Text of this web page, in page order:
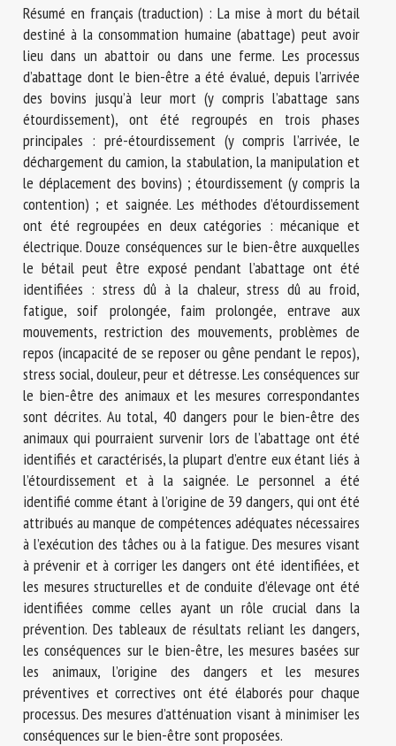
Résumé en français (traduction) : La mise à mort du bétail
destiné à la consommation humaine (abattage) peut avoir
lieu dans un abattoir ou dans une ferme. Les processus
d’abattage dont le bien-être a été évalué, depuis l’arrivée
des bovins jusqu’à leur mort (y compris l’abattage sans
étourdissement), ont été regroupés en trois phases
principales : pré-étourdissement (y compris l’arrivée, le
déchargement du camion, la stabulation, la manipulation et
le déplacement des bovins) ; étourdissement (y compris la
contention) ; et saignée. Les méthodes d’étourdissement
ont été regroupées en deux catégories : mécanique et
électrique. Douze conséquences sur le bien-être auxquelles
le bétail peut être exposé pendant l’abattage ont été
identifiées : stress dû à la chaleur, stress dû au froid,
fatigue, soif prolongée, faim prolongée, entrave aux
mouvements, restriction des mouvements, problèmes de
repos (incapacité de se reposer ou gêne pendant le repos),
stress social, douleur, peur et détresse. Les conséquences sur
le bien-être des animaux et les mesures correspondantes
sont décrites. Au total, 40 dangers pour le bien-être des
animaux qui pourraient survenir lors de l’abattage ont été
identifiés et caractérisés, la plupart d’entre eux étant liés à
l’étourdissement et à la saignée. Le personnel a été
identifié comme étant à l’origine de 39 dangers, qui ont été
attribués au manque de compétences adéquates nécessaires
à l’exécution des tâches ou à la fatigue. Des mesures visant
à prévenir et à corriger les dangers ont été identifiées, et
les mesures structurelles et de conduite d’élevage ont été
identifiées comme celles ayant un rôle crucial dans la
prévention. Des tableaux de résultats reliant les dangers,
les conséquences sur le bien-être, les mesures basées sur
les animaux, l’origine des dangers et les mesures
préventives et correctives ont été élaborés pour chaque
processus. Des mesures d’atténuation visant à minimiser les
conséquences sur le bien-être sont proposées.
Organisme *
E-mail *
En soumettant ce formulaire, j'accepte que les
informations saisies soient utilisées dans le cadre de la
relation avec le CNR BEA. *
Les champs suivis de * sont obligatoires